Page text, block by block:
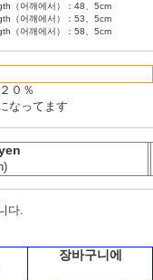
（어깨에서）：48、5cm
（어깨에서）：53、5cm
（어깨에서）：58、5cm
０％
なってます
다.
장바구니에